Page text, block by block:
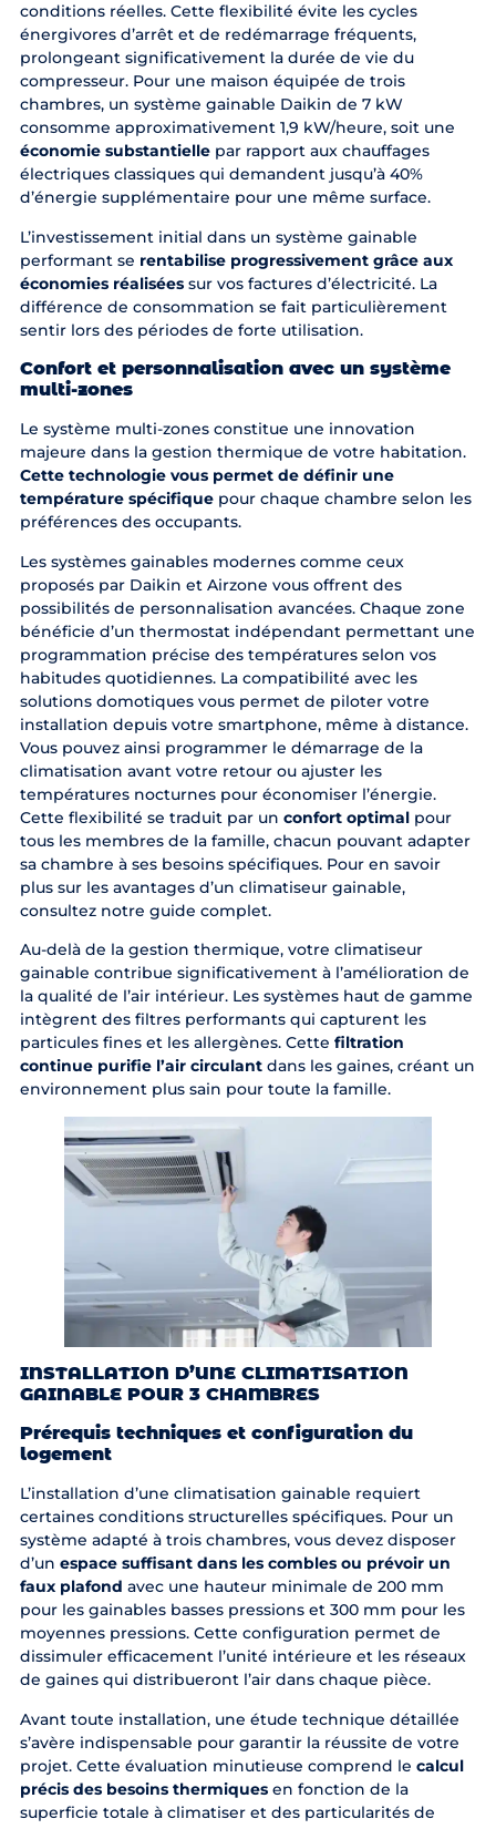
conditions réelles. Cette flexibilité évite les cycles
énergivores d’arrêt et de redémarrage fréquents,
prolongeant significativement la durée de vie du
compresseur. Pour une maison équipée de trois
chambres, un système gainable Daikin de 7 kW
consomme approximativement 1,9 kW/heure, soit une
économie substantiellepar rapport aux chauffages
électriques classiques qui demandent jusqu’à 40%
d’énergie supplémentaire pour une même surface.
L’investissement initial dans un système gainable
performant se rentabilise progressivement grâce aux
économies réaliséessur vos factures d’électricité. La
différence de consommation se fait particulièrement
sentir lors des périodes de forte utilisation.
Confort et personnalisation avec un système
multi-zones
Le système multi-zones constitue une innovation
majeure dans la gestion thermique de votre habitation.
Cette technologie vous permet de définir une
température spécifiquepour chaque chambre selon les
préférences des occupants.
Les systèmes gainables modernes comme ceux
proposés par Daikin et Airzone vous offrent des
possibilités de personnalisation avancées. Chaque zone
bénéficie d’un thermostat indépendant permettant une
programmation précise des températures selon vos
habitudes quotidiennes. La compatibilité avec les
solutions domotiques vous permet de piloter votre
installation depuis votre smartphone, même à distance.
Vous pouvez ainsi programmer le démarrage de la
climatisation avant votre retour ou ajuster les
températures nocturnes pour économiser l’énergie.
Cette flexibilité se traduit par un confort optimalpour
tous les membres de la famille, chacun pouvant adapter
sa chambre à ses besoins spécifiques. Pour en savoir
plus sur les avantages d’un climatiseur gainable,
consultez notre guide complet.
Au-delà de la gestion thermique, votre climatiseur
gainable contribue significativement à l’amélioration de
la qualité de l’air intérieur. Les systèmes haut de gamme
intègrent des filtres performants qui capturent les
particules fines et les allergènes. Cette filtration
continue purifie l’air circulantdans les gaines, créant un
environnement plus sain pour toute la famille.
INSTALLATION D’UNE CLIMATISATION
GAINABLE POUR 3 CHAMBRES
Prérequis techniques et configuration du
logement
L’installation d’une climatisation gainable requiert
certaines conditions structurelles spécifiques. Pour un
système adapté à trois chambres, vous devez disposer
d’un espace suffisant dans les combles ou prévoir un
faux plafond avec une hauteur minimale de 200 mm
pour les gainables basses pressions et 300 mm pour les
moyennes pressions. Cette configuration permet de
dissimuler efficacement l’unité intérieure et les réseaux
de gaines qui distribueront l’air dans chaque pièce.
Avant toute installation, une étude technique détaillée
s’avère indispensable pour garantir la réussite de votre
projet. Cette évaluation minutieuse comprend le calcul
précis des besoins thermiquesen fonction de la
superficie totale à climatiser et des particularités de